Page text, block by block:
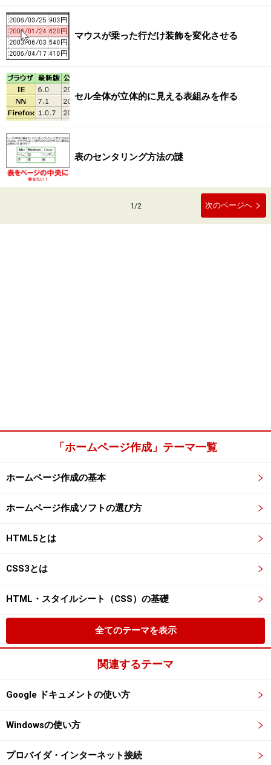
マウスが乗った行だけ装飾を変化させる
セル全体が立体的に見える表組みを作る
表のセンタリング方法の謎
1/2 次のページへ
「ホームページ作成」テーマ一覧
ホームページ作成の基本
ホームページ作成ソフトの選び方
HTML5とは
CSS3とは
HTML・スタイルシート（CSS）の基礎
全てのテーマを表示
関連するテーマ
Google ドキュメントの使い方
Windowsの使い方
プロバイダ・インターネット接続